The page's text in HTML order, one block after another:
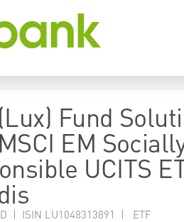
Fund
EM
UCITS
| ISIN LU1048313891 | ETF